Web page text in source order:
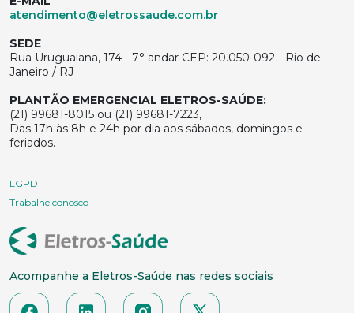
atendimento@eletrossaude.com.br
SEDE
Rua Uruguaiana, 174 - 7° andar CEP: 20.050-092 - Rio de
Janeiro / RJ
PLANTÃO EMERGENCIAL ELETROS-SAÚDE:
(21) 99681-8015 ou (21) 99681-7223,
Das 17h às 8h e 24h por dia aos sábados, domingos e
feriados.
LGPD
Trabalhe conosco
Acompanhe a Eletros-Saúde nas redes sociais